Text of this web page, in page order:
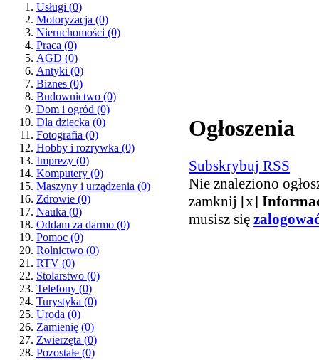
Usługi (0)
Motoryzacja (0)
Nieruchomości (0)
Praca (0)
AGD (0)
Antyki (0)
Biznes (0)
Budownictwo (0)
Dom i ogród (0)
Dla dziecka (0)
Fotografia (0)
Hobby i rozrywka (0)
Imprezy (0)
Komputery (0)
Maszyny i urządzenia (0)
Zdrowie (0)
Nauka (0)
Oddam za darmo (0)
Pomoc (0)
Rolnictwo (0)
RTV (0)
Stolarstwo (0)
Telefony (0)
Turystyka (0)
Uroda (0)
Zamienię (0)
Zwierzęta (0)
Pozostałe (0)
Ogłoszenia
Subskrybuj RSS
Nie znaleziono
zamknij [x]
musisz się